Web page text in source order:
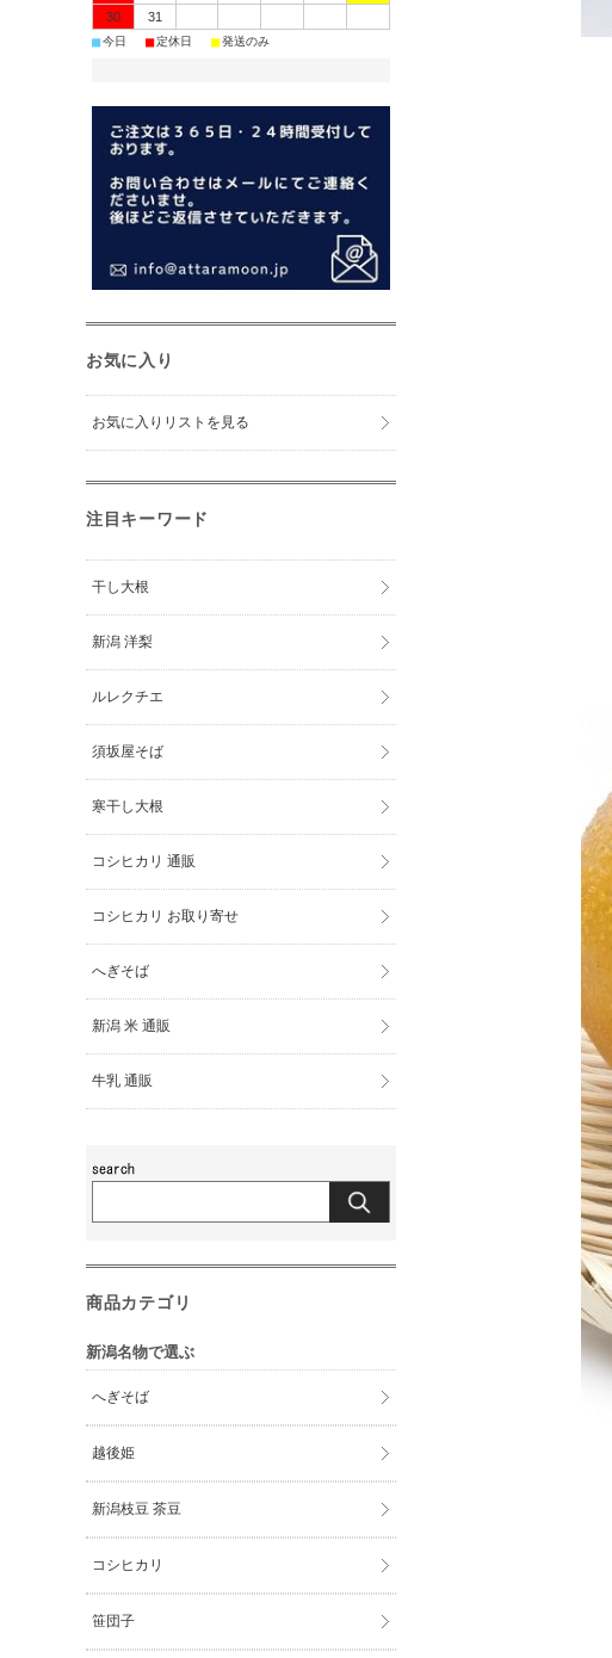
30
31
■今日 ■定休日 ■発送のみ
お気に入り
お気に入りリストを見る
注目キーワード
干し大根
新潟 洋梨
ルレクチエ
須坂屋そば
寒干し大根
コシヒカリ 通販
コシヒカリ お取り寄せ
へぎそば
新潟 米 通販
牛乳 通販
商品カテゴリ
新潟名物で選ぶ
へぎそば
越後姫
新潟枝豆 茶豆
コシヒカリ
笹団子